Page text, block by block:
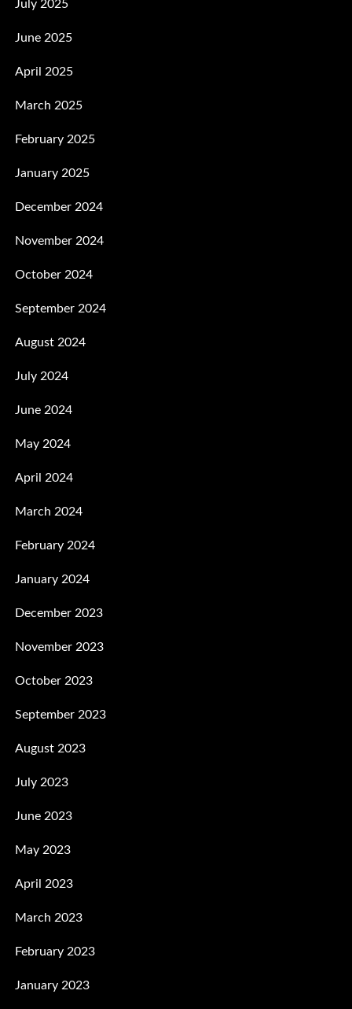
July 2025
June 2025
April 2025
March 2025
February 2025
January 2025
December 2024
November 2024
October 2024
September 2024
August 2024
July 2024
June 2024
May 2024
April 2024
March 2024
February 2024
January 2024
December 2023
November 2023
October 2023
September 2023
August 2023
July 2023
June 2023
May 2023
April 2023
March 2023
February 2023
January 2023